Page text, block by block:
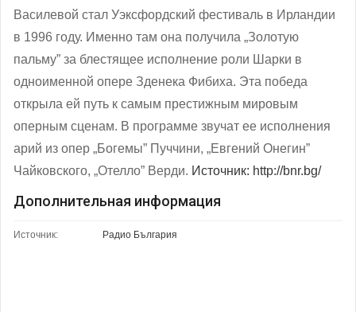
Василевой стал Уэксфордский фестиваль в Ирландии
в 1996 году. Именно там она получила „Золотую
пальму” за блестящее исполнение роли Шарки в
одноименной опере Зденека Фибиха. Эта победа
открыла ей путь к самым престижным мировым
оперным сценам. В программе звучат ее исполнения
арий из опер „Богемы” Пуччини, „Евгений Онегин”
Чайковского, „Отелло” Верди. Источник: http://bnr.bg/
Дополнительная информация
Источник: Радио България